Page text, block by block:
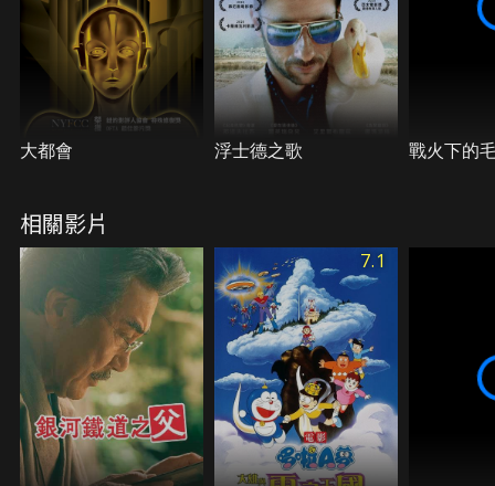
大都會 浮士德之歌 戰火下的
相關影片
7.1